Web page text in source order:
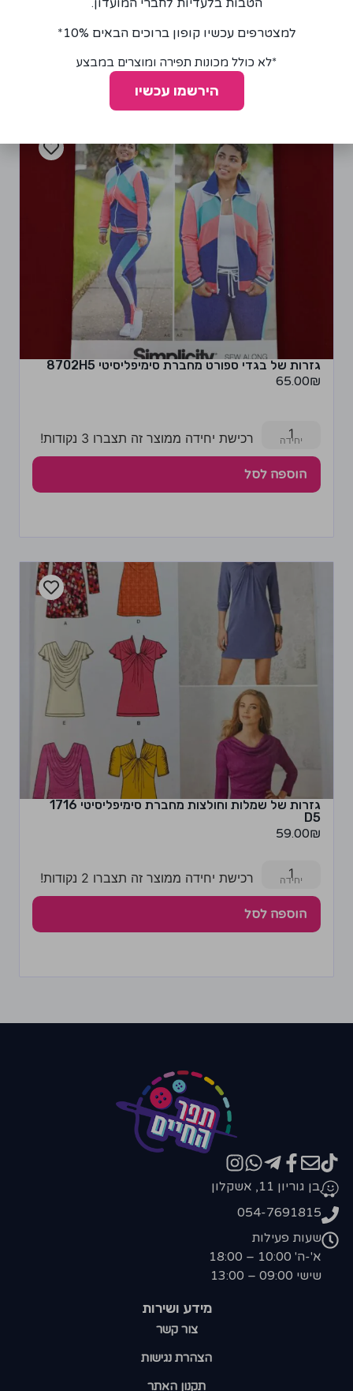
הוספה לסל
גזרות של בגדי ספורט מחברת סימיפליסיטי 8702H5
65.00₪
1 רכישת יחידה ממוצר זה תצברו 3 נקודות!
הוספה לסל
גזרות של שמלות וחולצות מחברת סימיפליסיטי 1716
D5
59.00₪
1 רכישת יחידה ממוצר זה תצברו 2 נקודות!
הוספה לסל
מידע ושירות
צור קשר
הצהרת נגישות
תקנון האתר
בן גוריון 11, אשקלון
054-7691815
שעות פעילות
א'-ה' 10:00 – 18:00
שישי 09:00 – 13:00
למצטרפים עכשיו קופון ברוכים הבאים 10%*
*לא כולל מכונות תפירה ומוצרים במבצע
הירשמו עכשיו